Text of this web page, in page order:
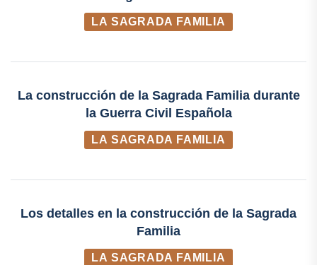
LA SAGRADA FAMILIA
La construcción de la Sagrada Familia durante
la Guerra Civil Española
LA SAGRADA FAMILIA
Los detalles en la construcción de la Sagrada
Familia
LA SAGRADA FAMILIA